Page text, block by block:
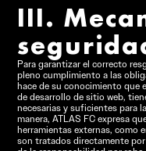
III.
Para garantizar el correcto
pleno cumplimiento a las
hace de su conocimiento que
de desarrollo de sitio web,
necesarias y suficientes para
manera, ATLAS FC expresa
herramientas externas, como
son tratados directamente